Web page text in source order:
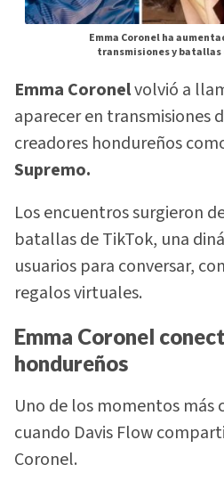
Emma Coronel ha
transmisiones y batallas
Emma Coronelvolvió a
aparecer en transmisiones
creadores hondureños
Supremo.
Los encuentros surgieron
batallas de TikTok, una
usuarios para conversar,
regalos virtuales.
Emma Coronel
hondureños
Uno de los momentos más
cuando Davis Flow
Coronel.